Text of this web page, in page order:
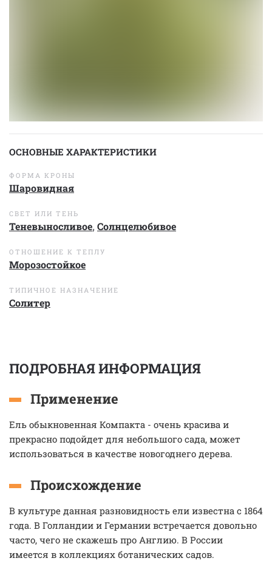
ОСНОВНЫЕ ХАРАКТЕРИСТИКИ
ФОРМА КРОНЫ
Шаровидная
СВЕТ ИЛИ ТЕНЬ
Теневыносливое, Солнцелюбивое
ОТНОШЕНИЕ К ТЕПЛУ
Морозостойкое
ТИПИЧНОЕ НАЗНАЧЕНИЕ
Солитер
ПОДРОБНАЯ ИНФОРМАЦИЯ
Применение
Ель обыкновенная Компакта - очень красива и
прекрасно подойдет для небольшого сада, может
использоваться в качестве новогоднего дерева.
Происхождение
В культуре данная разновидность ели известна с 1864
года. В Голландии и Германии встречается довольно
часто, чего не скажешь про Англию. В России
имеется в коллекциях ботанических садов.